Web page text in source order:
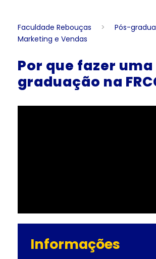
Faculdade Rebouças >
Pós-
Marketing e Vendas
Por que fazer
graduação na
Informações